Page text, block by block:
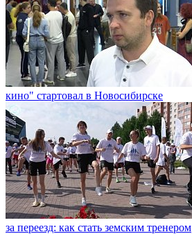
кино" стартовал в Новосибирске
за переезд: как стать земским тренером